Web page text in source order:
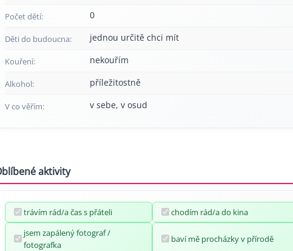
Počet dětí: 0
Děti do budoucna: jednou určitě chci mít
Kouření: nekouřím
Alkohol: příležitostně
V co věřím: v sebe, v osud
aktivity
trávím rád/a čas s přáteli
chodím rád/a do kina
jsem zapálený fotograf /
fotografka
baví mě procházky v přírodě